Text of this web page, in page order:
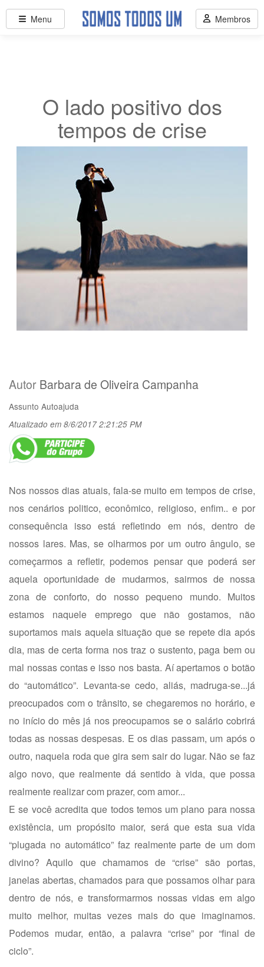
O lado positivo dos
tempos de crise
Autor Barbara de Oliveira Campanha
Assunto Autoajuda
Atualizado em 8/6/2017 2:21:25 PM
Nos nossos dias atuais, fala-se muito em tempos de crise,
nos cenários politico, econômico, religioso, enfim.. e por
consequência isso está refletindo em nós, dentro de
nossos lares. Mas, se olharmos por um outro ângulo, se
começarmos a refletir, podemos pensar que poderá ser
aquela oportunidade de mudarmos, sairmos de nossa
zona de conforto, do nosso pequeno mundo. Muitos
estamos naquele emprego que não gostamos, não
suportamos mais aquela situação que se repete dia após
dia, mas de certa forma nos traz o sustento, paga bem ou
mal nossas contas e isso nos basta. Aí apertamos o botão
do “automático”. Levanta-se cedo, aliás, madruga-se...já
preocupados com o trânsito, se chegaremos no horário, e
no início do mês já nos preocupamos se o salário cobrirá
todas as nossas despesas. E os dias passam, um após o
outro, naquela roda que gira sem sair do lugar. Não se faz
algo novo, que realmente dá sentido à vida, que possa
realmente realizar com prazer, com amor...
E se você acredita que todos temos um plano para nossa
existência, um propósito maior, será que esta sua vida
“plugada no automático” faz realmente parte de um dom
divino? Aquilo que chamamos de “crise” são portas,
janelas abertas, chamados para que possamos olhar para
dentro de nós, e transformarmos nossas vidas em algo
muito melhor, muitas vezes mais do que imaginamos.
Podemos mudar, então, a palavra “crise” por “final de
ciclo”.
Menu Membros